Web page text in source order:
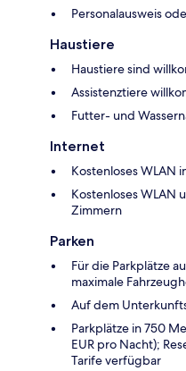
Personalausweis
Haustiere
Haustiere sind
Assistenztiere
Futter- und
Internet
Kostenloses WLAN
Kostenloses WLAN
Zimmern
Parken
Für die Parkplätze
maximale
Auf dem
Parkplätze in 750
EUR pro Nacht);
Tarife verfügbar